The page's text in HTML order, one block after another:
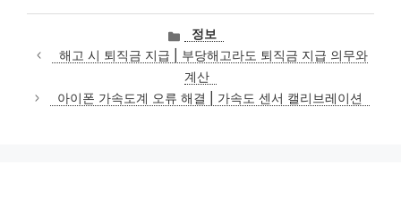
카
테
고
리
정보
해고 시 퇴직금 지급 | 부당해고라도 퇴직금 지급 의무와
계산
아이폰 가속도계 오류 해결 | 가속도 센서 캘리브레이션